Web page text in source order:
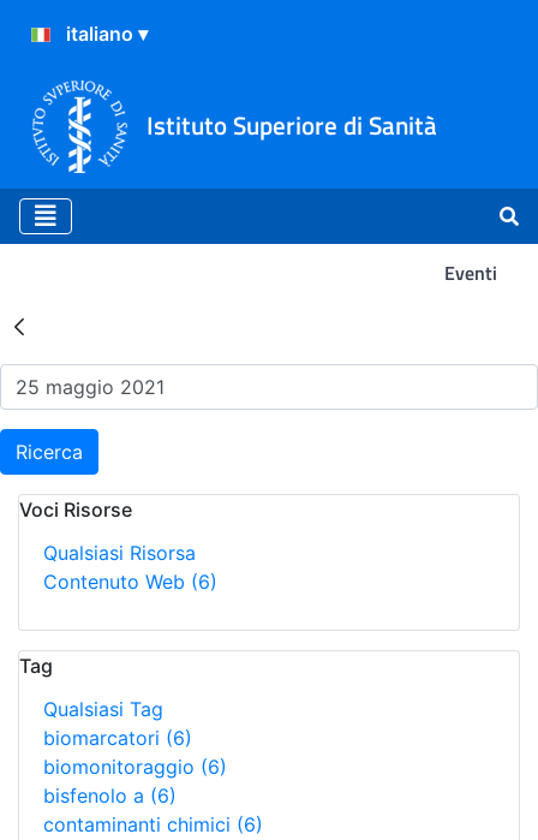
Istituto Superiore di Sanità
Eventi
Risultati della Ricerca -
Ricerca
Voci Risorse
Qualsiasi Risorsa
Contenuto Web (6)
Tag
Qualsiasi Tag
biomarcatori (6)
biomonitoraggio (6)
bisfenolo a (6)
contaminanti chimici (6)